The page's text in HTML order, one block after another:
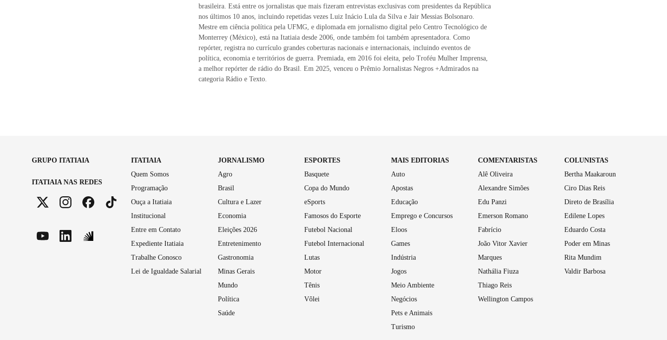
brasileira. Está entre os jornalistas que mais fizeram entrevistas exclusivas com presidentes da República
nos últimos 10 anos, incluindo repetidas vezes Luiz Inácio Lula da Silva e Jair Messias Bolsonaro.
Mestre em ciência política pela UFMG, e diplomada em jornalismo digital pelo Centro Tecnológico de
Monterrey (México), está na Itatiaia desde 2006, onde também foi também apresentadora. Como
repórter, registra no currículo grandes coberturas nacionais e internacionais, incluindo eventos de
política, economia e territórios de guerra. Premiada, em 2016 foi eleita, pelo Troféu Mulher Imprensa,
a melhor repórter de rádio do Brasil. Em 2025, venceu o Prêmio Jornalistas Negros +Admirados na
categoria Rádio e Texto.
GRUPO ITATIAIA
ITATIAIA NAS REDES
ITATIAIA
Quem Somos
Programação
Ouça a Itatiaia
Institucional
Entre em Contato
Expediente Itatiaia
Trabalhe Conosco
Lei de Igualdade Salarial
JORNALISMO
Agro
Brasil
Cultura e Lazer
Economia
Eleições 2026
Entretenimento
Gastronomia
Minas Gerais
Mundo
Política
Saúde
ESPORTES
Basquete
Copa do Mundo
eSports
Famosos do Esporte
Futebol Nacional
Futebol Internacional
Lutas
Motor
Tênis
Vôlei
MAIS EDITORIAS
Auto
Apostas
Educação
Emprego e Concursos
Eloos
Games
Indústria
Jogos
Meio Ambiente
Negócios
Pets e Animais
Turismo
COMENTARISTAS
Alê Oliveira
Alexandre Simões
Edu Panzi
Emerson Romano
Fabrício
João Vitor Xavier
Marques
Nathália Fiuza
Thiago Reis
Wellington Campos
COLUNISTAS
Bertha Maakaroun
Ciro Dias Reis
Direto de Brasília
Edilene Lopes
Eduardo Costa
Poder em Minas
Rita Mundim
Valdir Barbosa